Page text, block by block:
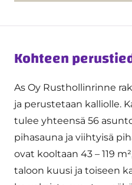
Kohteen
As Oy Rusthollinrinne
ja perustetaan kalliolle.
tulee yhteensä 56
pihasauna ja viihtyisä
ovat kooltaan 43 – 119
taloon kuusi ja toiseen